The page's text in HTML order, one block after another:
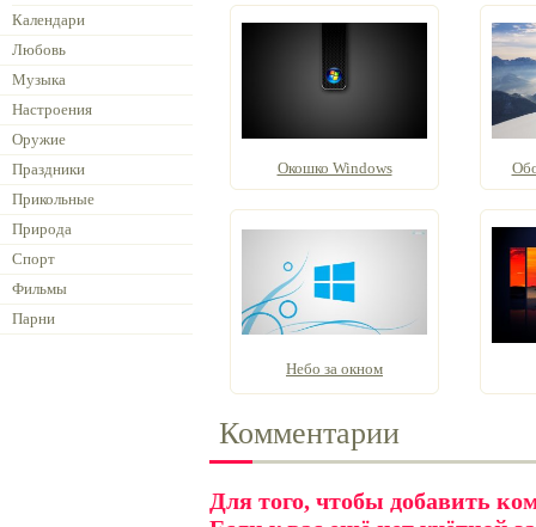
Календари
Любовь
Музыка
Настроения
Оружие
Праздники
Прикольные
Природа
Спорт
Фильмы
Парни
Окошко Windows
Небо за окном
Комментарии
Для того, чтобы добавить